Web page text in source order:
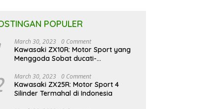
POPULER
March 30, 2023 0 Comment
Kawasaki ZX10R: Motor Sport yang
Menggoda Sobat ducati-
March 30, 2023 0 Comment
Kawasaki ZX25R: Motor Sport 4
Silinder Termahal di Indonesia